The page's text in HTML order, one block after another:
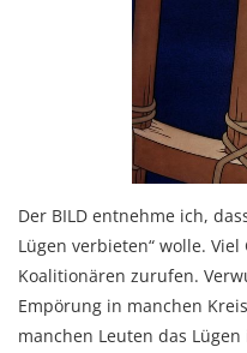
Der BILD entnehme ich,
Lügen verbieten“ wolle.
Koalitionären zurufen.
Empörung in manchen
manchen Leuten das